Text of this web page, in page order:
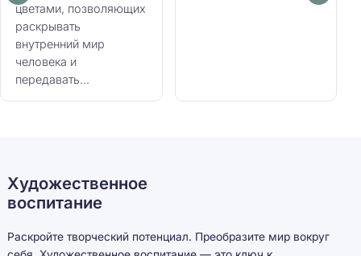
цветами, позволяющих
раскрывать
внутренний мир
человека и
передавать...
Художественное
воспитание
Раскройте творческий потенциал. Преобразите мир вокруг